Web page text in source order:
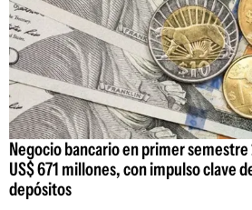
Negocio bancario en primer semestre
US$ 671 millones, con impulso clave
depósitos